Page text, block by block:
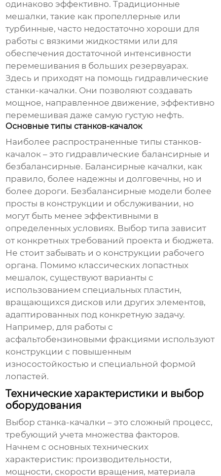
одинаково эффективно. Традиционные
мешалки, такие как пропеллерные или
турбинные, часто недостаточно хороши для
работы с вязкими жидкостями или для
обеспечения достаточной интенсивности
перемешивания в больших резервуарах.
Здесь и приходят на помощь гидравлические
станки-качалки. Они позволяют создавать
мощное, направленное движение, эффективно
перемешивая даже самую густую нефть.
Основные типы станков-качалок
Наиболее распространенные типы станков-
качалок – это гидравлические балансирные и
безбалансирные. Балансирные качалки, как
правило, более надежны и долговечны, но и
более дороги. Безбалансирные модели более
просты в конструкции и обслуживании, но
могут быть менее эффективными в
определенных условиях. Выбор типа зависит
от конкретных требований проекта и бюджета.
Не стоит забывать и о конструкции рабочего
органа. Помимо классических лопастных
мешалок, существуют варианты с
использованием специальных пластин,
вращающихся дисков или других элементов,
адаптированных под конкретную задачу.
Например, для работы с
асфальтобензиновыми фракциями используют
конструкции с повышенным
износостойкостью и специальной формой
лопастей.
Технические характеристики и выбор
оборудования
Выбор станка-качалки – это сложный процесс,
требующий учета множества факторов.
Начнем с основных технических
характеристик: производительности,
мощности, скорости вращения, материала